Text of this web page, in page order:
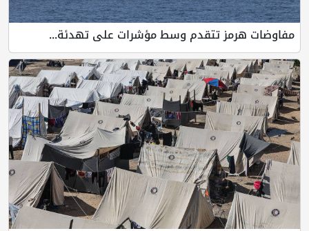
مفاوضات هرمز تتقدم وسط مؤشرات على تهدئة...